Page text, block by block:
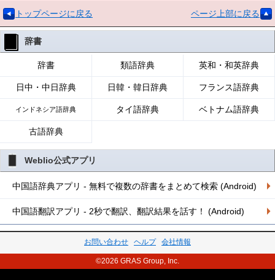
トップページに戻る ページ上部に戻る
辞書
辞書 類語辞典 英和・和英辞典
日中・中日辞典 日韓・韓日辞典 フランス語辞典
インドネシア語辞典 タイ語辞典 ベトナム語辞典
古語辞典
Weblio公式アプリ
中国語辞典アプリ - 無料で複数の辞書をまとめて検索 (Android)
中国語翻訳アプリ - 2秒で翻訳、翻訳結果を話す！ (Android)
お問い合わせ ヘルプ 会社情報
©2026 GRAS Group, Inc.